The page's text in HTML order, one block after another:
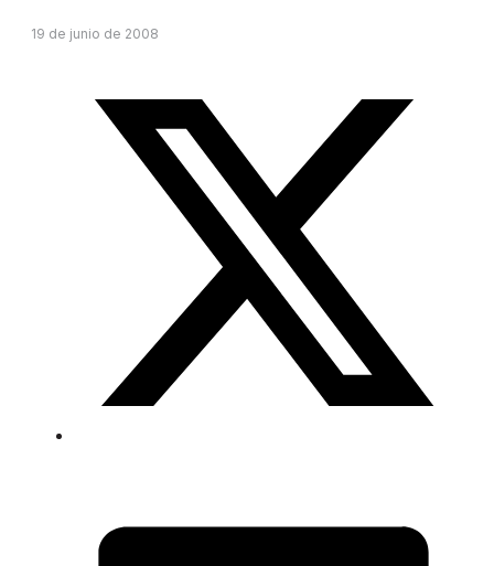
19 de junio de 2008